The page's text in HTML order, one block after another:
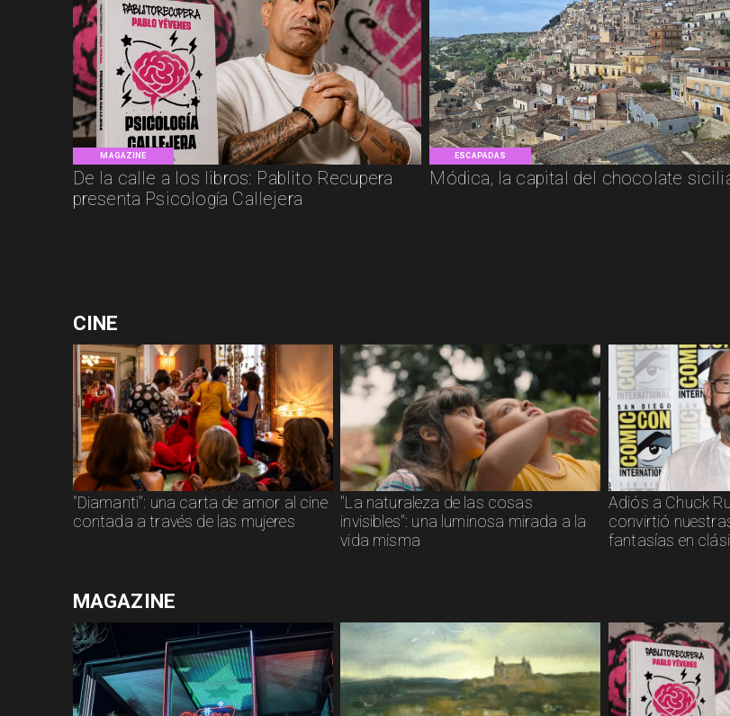
MAGAZINE
De la calle a los libros: Pablito Recupera
presenta Psicología Callejera
ESCAPADAS
Módica, la capital del chocolate
CINE
"Diamanti": una carta de amor al cine
contada a través de las mujeres
"La naturaleza de las cosas
invisibles": una luminosa mirada a la
vida misma
Adiós a Chuck
convirtió
fantasías en
MAGAZINE